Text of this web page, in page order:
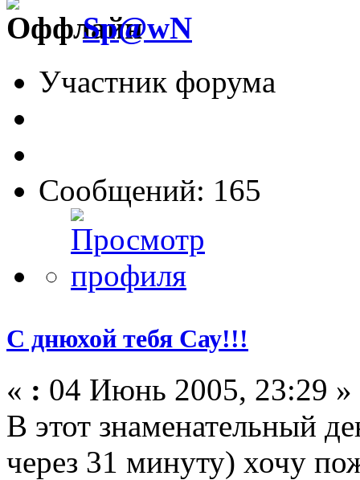
Sp@wN
Участник форума
Сообщений: 165
С днюхой тебя Сау!!!
« : 04 Июнь 2005, 23:29 »
В этот знаменательный
через 31 минуту) хочу